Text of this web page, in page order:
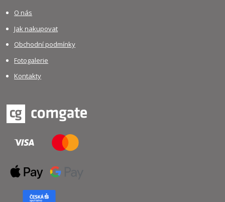
O nás
Jak nakupovat
Obchodní podmínky
Fotogalerie
Kontakty